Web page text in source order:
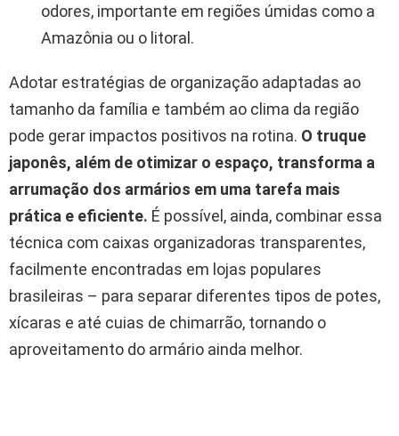
odores, importante em regiões úmidas como a
Amazônia ou o litoral.
Adotar estratégias de organização adaptadas ao
tamanho da família e também ao clima da região
pode gerar impactos positivos na rotina. O truque
japonês, além de otimizar o espaço, transforma a
arrumação dos armários em uma tarefa mais
prática e eficiente. É possível, ainda, combinar essa
técnica com caixas organizadoras transparentes,
facilmente encontradas em lojas populares
brasileiras – para separar diferentes tipos de potes,
xícaras e até cuias de chimarrão, tornando o
aproveitamento do armário ainda melhor.